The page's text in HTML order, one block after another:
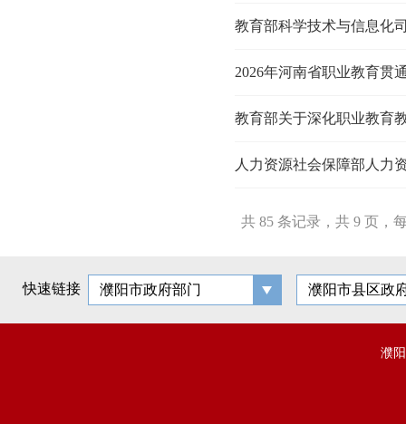
教育部科学技术与信息化
2026年河南省职业教育贯
教育部关于深化职业教育
共 85 条记录，共 9 页，
快速链接 濮阳市政府部门 濮阳市县区政
濮